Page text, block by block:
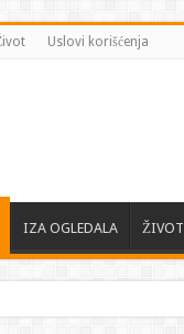
Uslovi korišćenja
IZA OGLEDALA ŽIVOT